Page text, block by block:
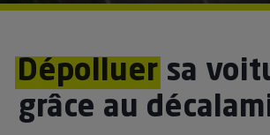
Dépolluer sa
grâce au